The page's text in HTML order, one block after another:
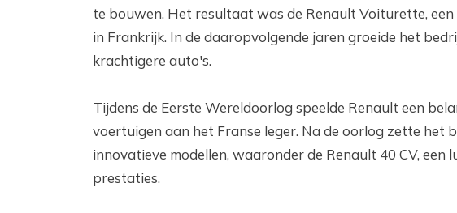
te bouwen. Het resultaat was de Renault Voiturette,
in Frankrijk. In de daaropvolgende jaren groeide het
krachtigere auto's.
Tijdens de Eerste Wereldoorlog speelde Renault een
voertuigen aan het Franse leger. Na de oorlog zette het
innovatieve modellen, waaronder de Renault 40 CV, een
prestaties.